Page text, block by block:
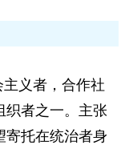
主义者，合作社
织者之一。主张
寄托在统治者身